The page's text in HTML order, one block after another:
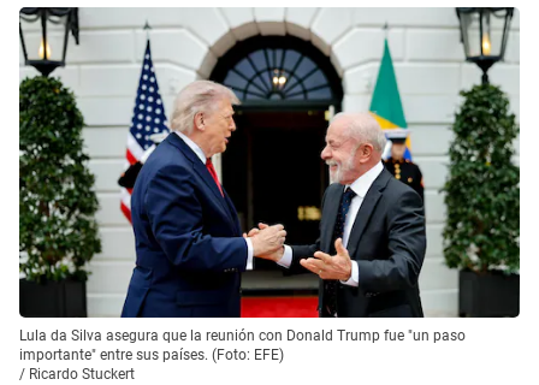
Lula da Silva asegura que la reunión con Donald Trump fue "un paso
importante" entre sus países. (Foto: EFE)
/ Ricardo Stuckert